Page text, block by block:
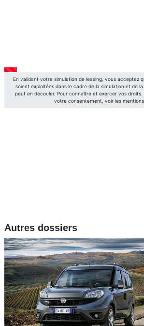
Autres dossiers